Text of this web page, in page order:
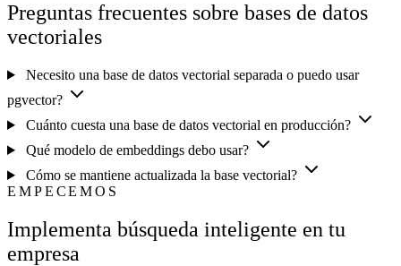
Preguntas frecuentes sobre bases de datos
vectoriales
Necesito una base de datos vectorial separada o puedo usar
pgvector?
Cuánto cuesta una base de datos vectorial en producción?
Qué modelo de embeddings debo usar?
Cómo se mantiene actualizada la base vectorial?
EMPECEMOS
Implementa búsqueda inteligente en tu
empresa